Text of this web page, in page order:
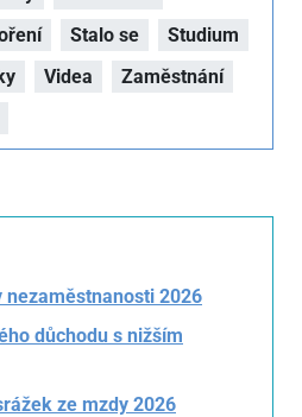
Stalo se
Studium
Videa
Zaměstnání
2026
důchodu s nižším
ze mzdy 2026